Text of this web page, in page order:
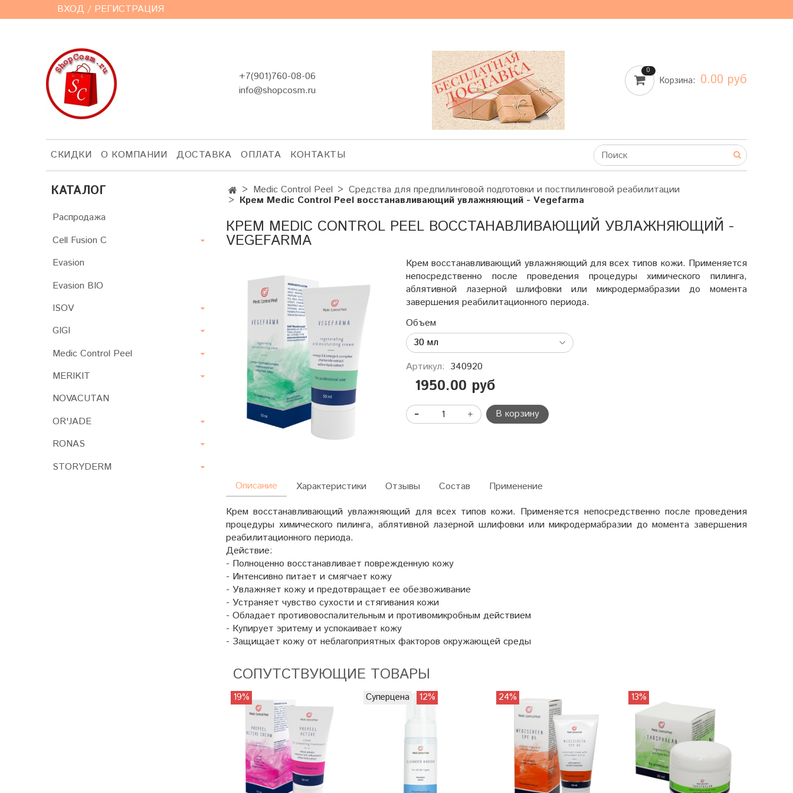
ВХОД / РЕГИСТРАЦИЯ
+7(901)760-08-06
info@shopcosm.ru
0
Корзина: 0.00 руб
СКИДКИ О КОМПАНИИ ДОСТАВКА ОПЛАТА КОНТАКТЫ
Medic Control Peel Средства для предпилинговой подготовки и постпилинговой реабилитации
Крем Medic Control Peel восстанавливающий увлажняющий - Vegefarma
КРЕМ MEDIC CONTROL PEEL ВОССТАНАВЛИВАЮЩИЙ УВЛАЖНЯЮЩИЙ -
VEGEFARMA
Крем восстанавливающий увлажняющий для всех типов кожи. Применяется
непосредственно после проведения процедуры химического пилинга,
аблятивной лазерной шлифовки или микродермабразии до момента
завершения реабилитационного периода.
Объем
Артикул: 340920
1950.00 руб
В корзину
Описание
Крем восстанавливающий увлажняющий для всех типов кожи. Применяется непосредственно после проведения
процедуры химического пилинга, аблятивной лазерной шлифовки или микродермабразии до момента завершения
реабилитационного периода.
Действие:
- Полноценно восстанавливает поврежденную кожу
- Интенсивно питает и смягчает кожу
- Увлажняет кожу и предотвращает ее обезвоживание
- Устраняет чувство сухости и стягивания кожи
- Обладает противовоспалительным и противомикробным действием
- Купирует эритему и успокаивает кожу
- Защищает кожу от неблагоприятных факторов окружающей среды
Характеристики Отзывы Состав Применение
СОПУТСТВУЮЩИЕ ТОВАРЫ
19% Суперцена 12% 24% 13%
КАТАЛОГ
Распродажа
Cell Fusion C
Evasion
Evasion BIO
ISOV
GIGI
Medic Control Peel
MERIKIT
NOVACUTAN
OR'JADE
RONAS
STORYDERM